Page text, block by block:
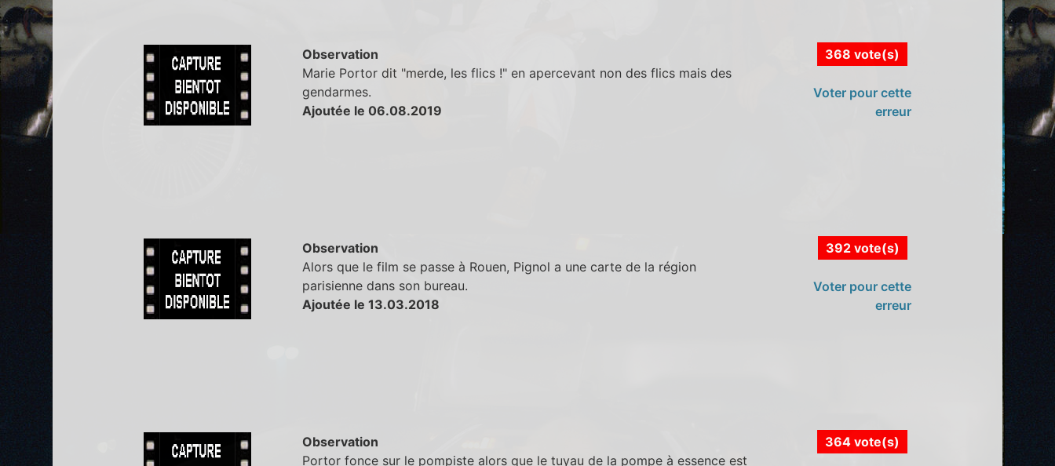
Observation
Marie Portor dit "merde, les flics !" en apercevant non des flics mais des
gendarmes.
Ajoutée le 06.08.2019
368 vote(s)
Voter pour cette
erreur
Observation
Alors que le film se passe à Rouen, Pignol a une carte de la région
parisienne dans son bureau.
Ajoutée le 13.03.2018
392 vote(s)
Voter pour cette
erreur
Observation
Portor fonce sur le pompiste alors que le tuyau de la pompe à essence est
364 vote(s)